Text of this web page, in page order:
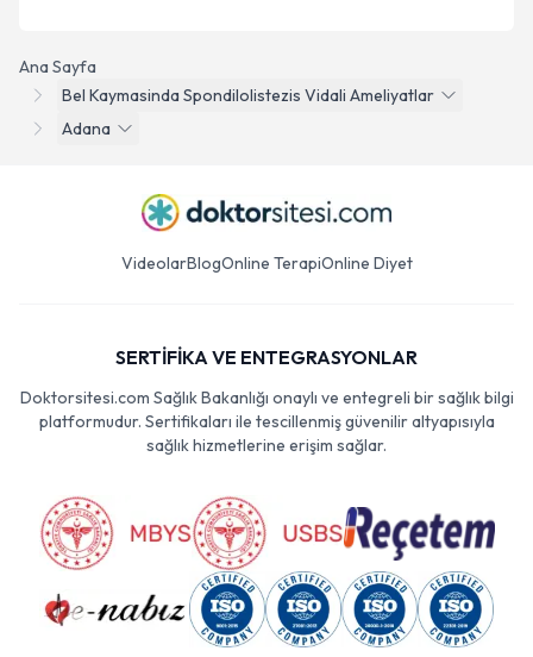
Ana Sayfa
Bel Kaymasinda Spondilolistezis Vidali Ameliyatlar
Adana
VideolarBlogOnline TerapiOnline Diyet
SERTİFİKA VE ENTEGRASYONLAR
Doktorsitesi.com Sağlık Bakanlığı onaylı ve entegreli bir sağlık bilgi
platformudur. Sertifikaları ile tescillenmiş güvenilir altyapısıyla
sağlık hizmetlerine erişim sağlar.